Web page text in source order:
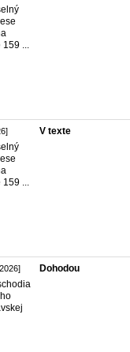
159 ...
159 ...
V texte
Dohodou